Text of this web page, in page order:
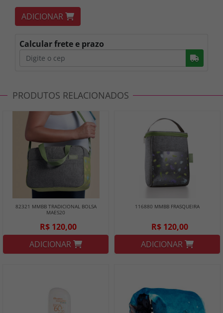
ADICIONAR
Calcular frete e prazo
PRODUTOS RELACIONADOS
82321 MMBB TRADICIONAL BOLSA
MAES20
R$ 120,00
ADICIONAR
116880 MMBB FRASQUEIRA
R$ 120,00
ADICIONAR